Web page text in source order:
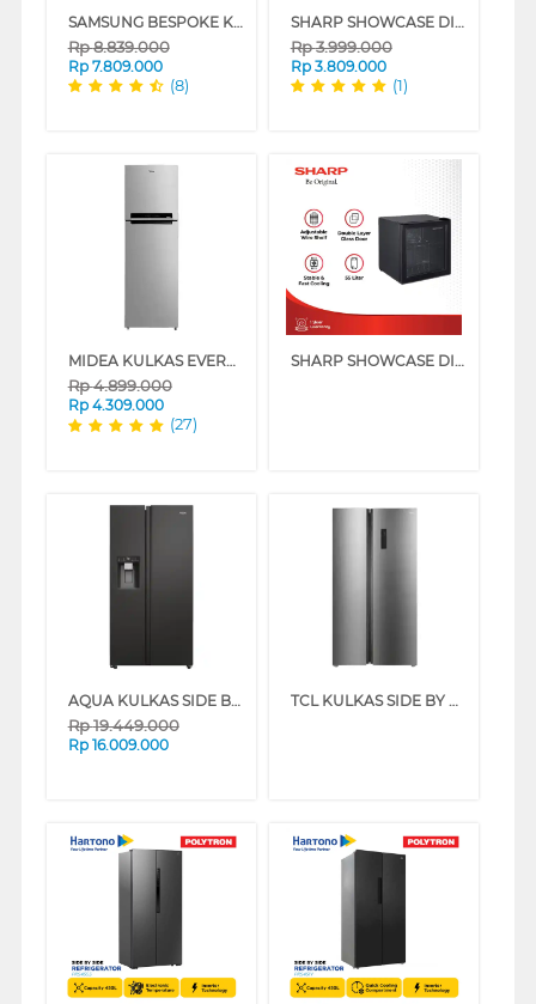
SAMSUNG BESPOKE KULKAS 2 PINTU BESAR BIG 2 DOOR REFRIGERATOR RT35CB56408A
Rp8.839.000
Rp 7.809.000
(8)
SHARP SHOWCASE DISPLAY COOLER SCH250FS
Rp3.999.000
Rp 3.809.000
(1)
MIDEA KULKAS EVEREST 2 PINTU BESAR BIG 2 DOOR REFRIGERATOR 428L MDRT572EVF50ID
Rp4.899.000
Rp 4.309.000
(27)
SHARP SHOWCASE DISPLAY COOLER SCH50XFS
AQUA KULKAS SIDE BY SIDE REFRIGERATOR AQR-CSE696RSV(SL)
Rp19.449.000
Rp 16.009.000
TCL KULKAS SIDE BY SIDE REFRIGERATOR P650SBS